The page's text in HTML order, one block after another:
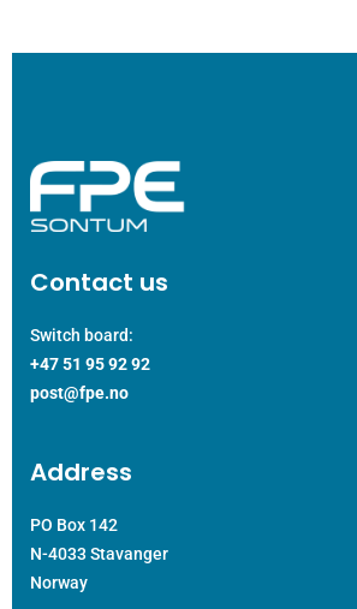
Contact us
Switch board:
+47 51 95 92 92
post@fpe.no
Address
PO Box 142
N-4033 Stavanger
Norway